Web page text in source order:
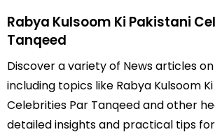
Rabya Kulsoom Ki Pakistani
Tanqeed
Discover a variety of News articles
including topics like Rabya Kulsoom
Celebrities Par Tanqeed and other
detailed insights and practical tips